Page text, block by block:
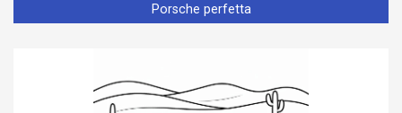
Porsche perfetta